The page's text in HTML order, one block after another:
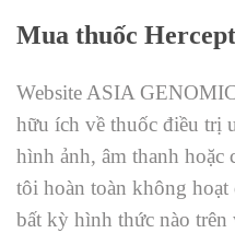
Mua thuốc
Website ASIA
hữu ích về thuốc điều trị
hình ảnh, âm thanh hoặc
tôi hoàn toàn không
bất kỳ hình thức nào trên